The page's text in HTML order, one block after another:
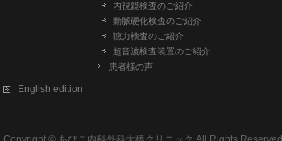
内視鏡検査のご紹介
動脈硬化検査のご紹介
聴力検査のご紹介
超音波検査装置のご紹介
患者様の声
English edition